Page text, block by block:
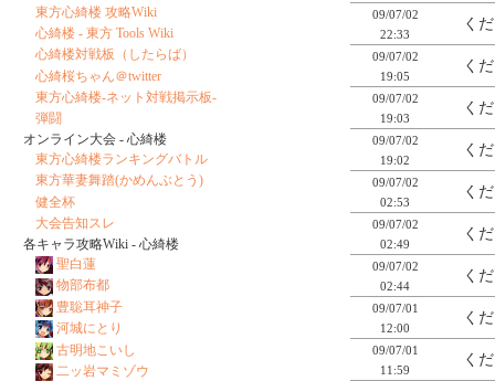
09/07/02
22:33
く
09/07/02
19:05
く
09/07/02
19:03
く
09/07/02
19:02
く
09/07/02
02:53
く
09/07/02
02:49
く
09/07/02
02:44
く
09/07/01
12:00
く
09/07/01
11:59
く
東方心綺楼 攻略Wiki
心綺楼 - 東方 Tools Wiki
心綺楼対戦板（したらば）
心綺桜ちゃん＠twitter
東方心綺楼-ネット対戦掲示板-
弾闘
オンライン大会 - 心綺楼
東方心綺楼ランキングバトル
東方華妻舞踏(かめんぶとう)
健全杯
大会告知スレ
各キャラ攻略Wiki - 心綺楼
聖白蓮
物部布都
豊聡耳神子
河城にとり
古明地こいし
二ッ岩マミゾウ